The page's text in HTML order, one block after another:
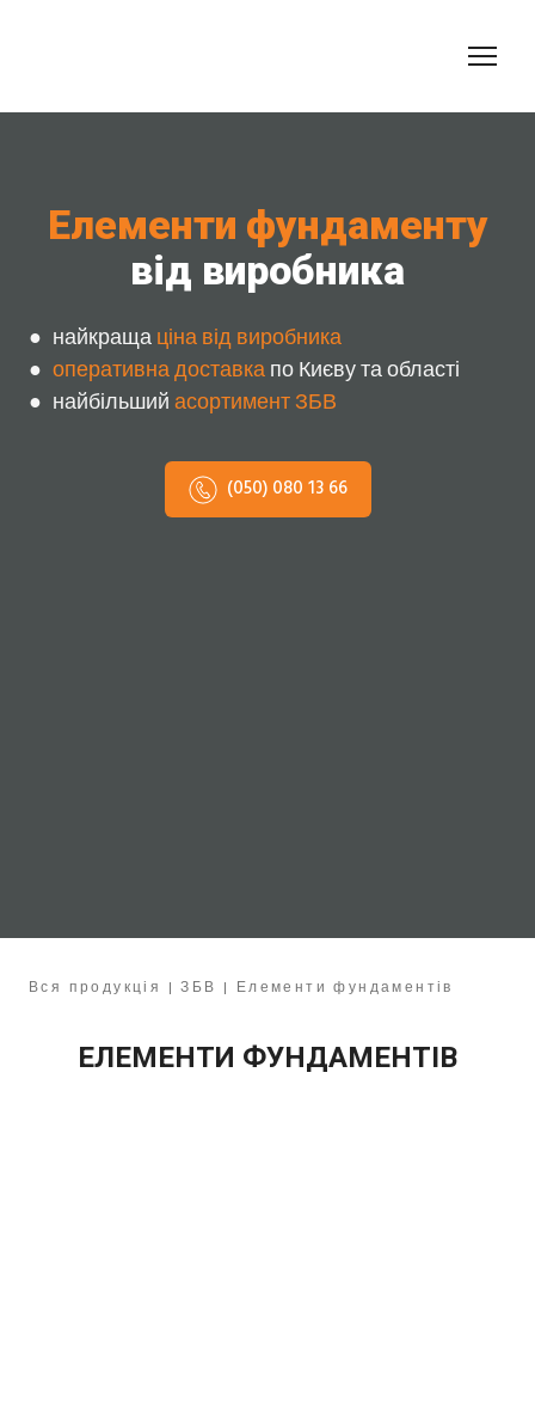
Елементи фундаменту
від виробника
● найкращаціна від виробника
● оперативна доставкапо Києву та області
● найбільшийасортимент ЗБВ
(050) 080 13 66
Вся продукція |ЗБВ | Елементи фундаментів
ЕЛЕМЕНТИ ФУНДАМЕНТІВ